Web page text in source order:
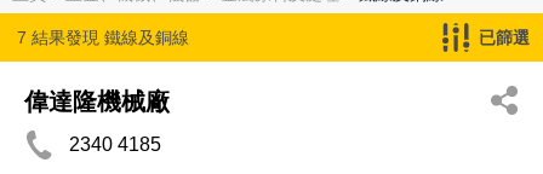
7 結果發現 鐵線及銅線 已篩選
偉達隆機械廠
2340 4185